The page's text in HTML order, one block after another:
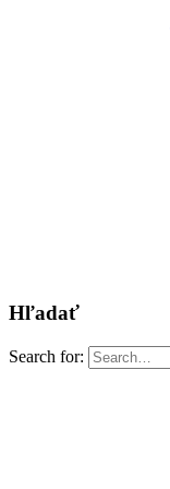
Hľadať
Search for: